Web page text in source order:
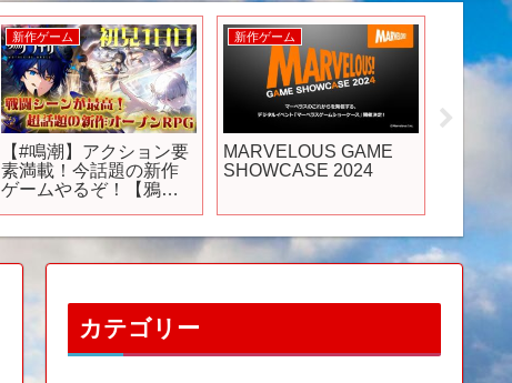
新作ゲーム
【#鳴潮】アクション要
素満載！今話題の新作
ゲームやるぞ！【鴉紋
新作ゲーム
MARVELOUS GAME
SHOWCASE 2024
声優・
SP】
カテゴリー